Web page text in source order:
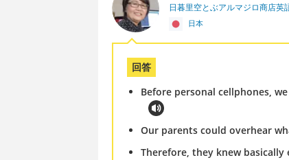
日暮里空とぶアルマジロ商店英
日本
回答
Before personal cellphones,
Our parents could overhear
Therefore, they knew